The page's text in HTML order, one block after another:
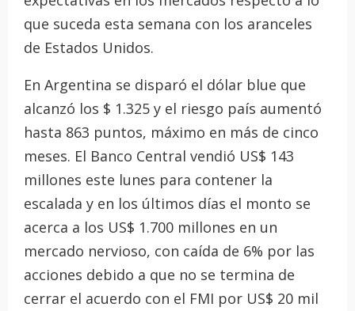
que suceda esta semana con los aranceles
de Estados Unidos.
En Argentina se disparó el dólar blue que
alcanzó los $ 1.325 y el riesgo país aumentó
hasta 863 puntos, máximo en más de cinco
meses. El Banco Central vendió US$ 143
millones este lunes para contener la
escalada y en los últimos días el monto se
acerca a los US$ 1.700 millones en un
mercado nervioso, con caída de 6% por las
acciones debido a que no se termina de
cerrar el acuerdo con el FMI por US$ 20 mil